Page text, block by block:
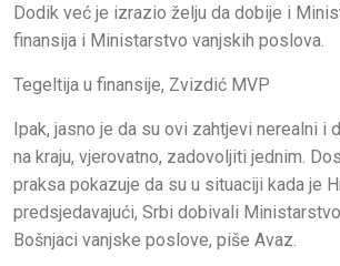
Dodik već je izrazio želju da dobije i
finansija i Ministarstvo vanjskih poslova.
Tegeltija u finansije, Zvizdić MVP
Ipak, jasno je da su ovi zahtjevi nerealni i
na kraju, vjerovatno, zadovoljiti jednim.
praksa pokazuje da su u situaciji kada je
predsjedavajući, Srbi dobivali
Bošnjaci vanjske poslove, piše Avaz.